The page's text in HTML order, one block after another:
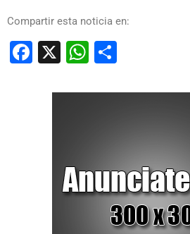
Compartir esta noticia en:
Facebook
X WhatsApp